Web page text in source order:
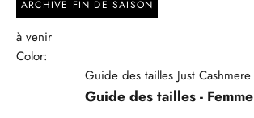
ARCHIVE FIN DE SAISON
à venir
Color:
Guide des tailles Just Cashmere
Guide des tailles - Femme